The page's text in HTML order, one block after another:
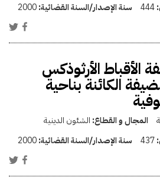
444 سنة الإصدار/السنة القضائية:2000
الأقباط الأرثوذكس
الكائنة بناحية
المجال و القطاع: الشئون الدينية
437 سنة الإصدار/السنة القضائية:2000